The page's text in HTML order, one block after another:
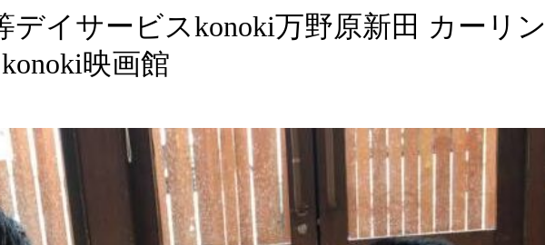
デイサービスkonoki万野原新田 カーリン
映画館